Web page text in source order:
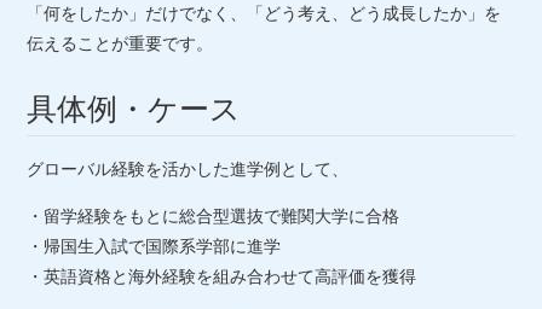
「何をしたか」だけでなく、「どう考え、どう成長したか」を
伝えることが重要です。
具体例・ケース
グローバル経験を活かした進学例として、
・留学経験をもとに総合型選抜で難関大学に合格
・帰国生入試で国際系学部に進学
・英語資格と海外経験を組み合わせて高評価を獲得